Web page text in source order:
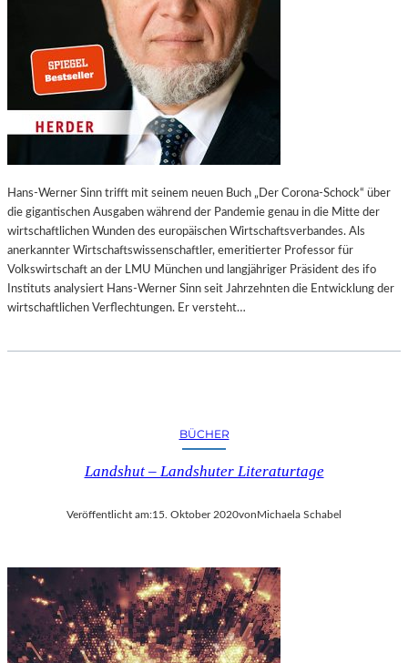
Hans-Werner Sinn trifft mit seinem neuen Buch „Der Corona-Schock“ über
die gigantischen Ausgaben während der Pandemie genau in die Mitte der
wirtschaftlichen Wunden des europäischen Wirtschaftsverbandes. Als
anerkannter Wirtschaftswissenschaftler, emeritierter Professor für
Volkswirtschaft an der LMU München und langjähriger Präsident des ifo
Instituts analysiert Hans-Werner Sinn seit Jahrzehnten die Entwicklung der
wirtschaftlichen Verflechtungen. Er versteht…
BÜCHER
Landshut – Landshuter Literaturtage
Veröffentlicht am:15. Oktober 2020vonMichaela Schabel